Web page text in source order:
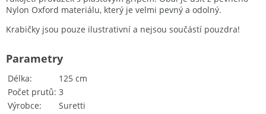
Nylon Oxford materiálu, který je velmi pevný a odolný.
Krabičky jsou pouze ilustrativní a nejsou součástí pouzdra!
Délka
125 cm
Počet prutů 3
Výrobce
Suretti
Parametry